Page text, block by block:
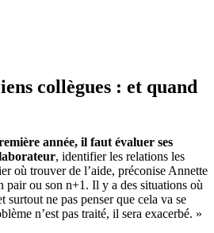
collègues : et quand
année, il faut évaluer ses
, identifier les relations les
où trouver de l’aide, préconise Annette
pair ou son n+1. Il y a des situations où
surtout ne pas penser que cela va se
n’est pas traité, il sera exacerbé. »